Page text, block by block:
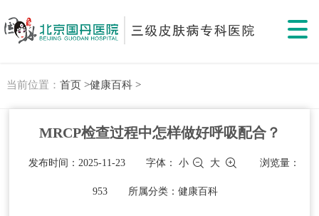
当前位置： 首页 >健康百科 >
MRCP检查过程中怎样做好呼吸配合？
发布时间：2025-11-23 字体：小 大 浏览量：
953 所属分类：健康百科